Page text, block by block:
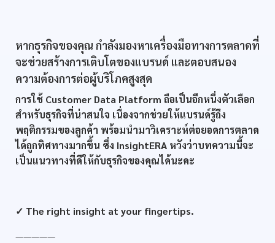
หากธุรกิจของคุณ กำลังมองหาเครื่องมือทางการตลาดที่
จะช่วยสร้างการเติบโตของแบรนด์ และตอบสนอง
ความต้องการต่อผู้บริโภคสูงสุด
การใช้ Customer Data Platform ถือเป็นอีกหนึ่งตัวเลือก
สำหรับธุรกิจที่น่าสนใจ เนื่องจากช่วยให้แบรนด์รู้ถึง
พฤติกรรมของลูกค้า พร้อมนำมาวิเคราะห์ต่อยอดการตลาด
ได้ถูกทิศทางมากขึ้น ซึ่ง InsightERA หวังว่าบทความนี้จะ
เป็นแนวทางที่ดีให้กับธุรกิจของคุณได้นะคะ
✓ The right insight at your fingertips.
—————